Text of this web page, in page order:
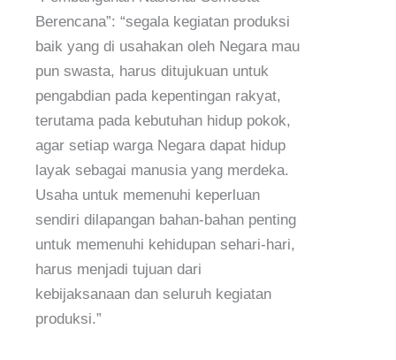
Berencana”: “segala kegiatan produksi
baik yang di usahakan oleh Negara mau
pun swasta, harus ditujukuan untuk
pengabdian pada kepentingan rakyat,
terutama pada kebutuhan hidup pokok,
agar setiap warga Negara dapat hidup
layak sebagai manusia yang merdeka.
Usaha untuk memenuhi keperluan
sendiri dilapangan bahan-bahan penting
untuk memenuhi kehidupan sehari-hari,
harus menjadi tujuan dari
kebijaksanaan dan seluruh kegiatan
produksi.”